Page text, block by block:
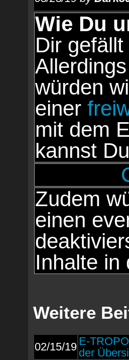
Wie Du
Dir
würden
einer
mit dem
kannst
Zudem
einen
Inhalte in
Weitere
02/15/19 E-
der